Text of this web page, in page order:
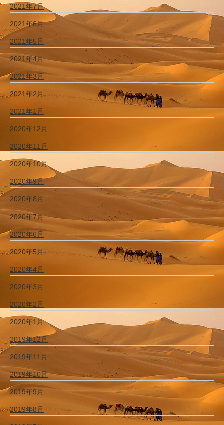
2021年7月
2021年6月
2021年5月
2021年4月
2021年3月
2021年2月
2021年1月
2020年12月
2020年11月
2020年10月
2020年9月
2020年8月
2020年7月
2020年6月
2020年5月
2020年4月
2020年3月
2020年2月
2020年1月
2019年12月
2019年11月
2019年10月
2019年9月
2019年8月